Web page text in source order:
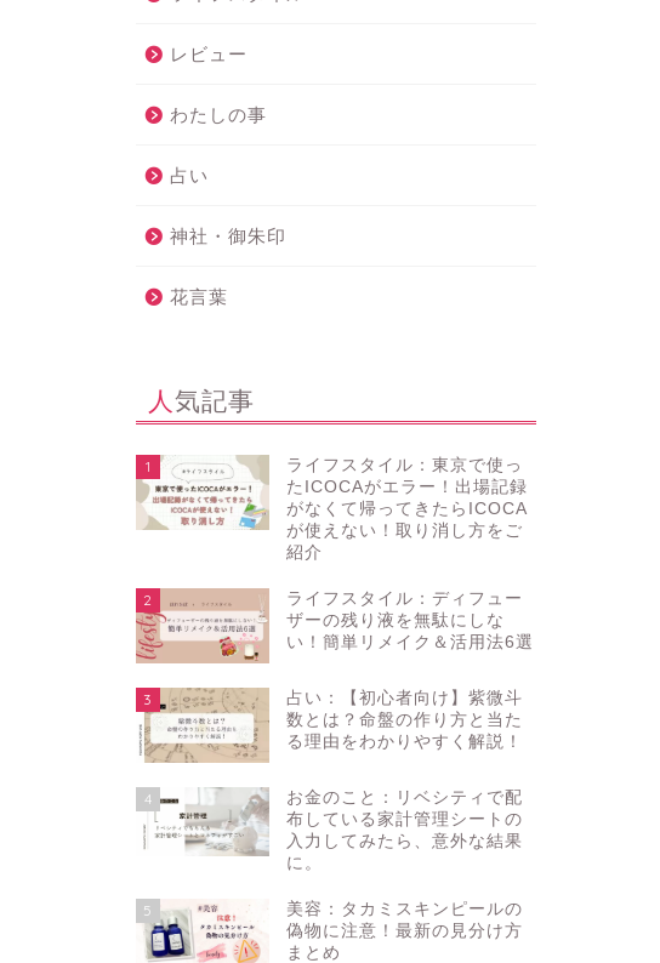
レビュー
わたしの事
占い
神社・御朱印
花言葉
人気記事
1
ライフスタイル：東京で使っ
たICOCAがエラー！出場記録
がなくて帰ってきたらICOCA
が使えない！取り消し方をご
紹介
2
ライフスタイル：ディフュー
ザーの残り液を無駄にしな
い！簡単リメイク＆活用法6選
3
占い：【初心者向け】紫微斗
数とは？命盤の作り方と当た
る理由をわかりやすく解説！
4
お金のこと：リベシティで配
布している家計管理シートの
入力してみたら、意外な結果
に。
5
美容：タカミスキンピールの
偽物に注意！最新の見分け方
まとめ